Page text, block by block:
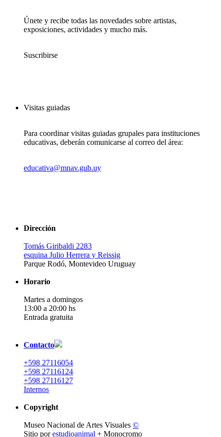
Únete y recibe todas las novedades sobre artistas,
exposiciones, actividades y mucho más.
Suscribirse
Visitas guiadas
Para coordinar visitas guiadas grupales para instituciones
educativas, deberán comunicarse al correo del área:
educativa@mnav.gub.uy
Dirección
Tomás Giribaldi 2283
esquina Julio Herrera y Reissig
Parque Rodó, Montevideo Uruguay
Horario
Martes a domingos
13:00 a 20:00 hs
Entrada gratuita
Contacto
+598 27116054
+598 27116124
+598 27116127
Internos
Copyright
Museo Nacional de Artes Visuales ©
Sitio porestudioanimal + Monocromo